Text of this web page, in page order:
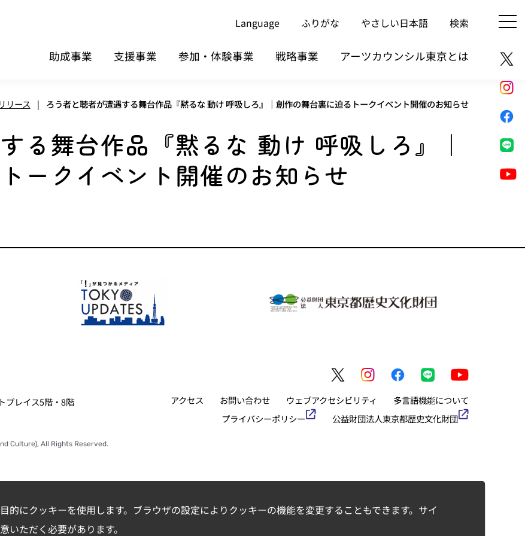
的にクッキーを使用します。ブラウザの設定によりクッキーの機能を変更することもできます。サイ
いただく必要があります。
Language ふりがな やさしい日本語 検索
助成事業 支援事業 参加・体験事業 戦略事業 アーツカウンシル東京とは
リース | ろう者と聴者が遭遇する舞台作品『黙るな 動け 呼吸しろ』｜創作の舞台裏に迫るトークイベント開催のお知らせ
る舞台作品『黙るな 動け 呼吸しろ』｜
ークイベント開催のお知らせ
プレイス5階・8階
アクセス お問い合わせ ウェブアクセシビリティ
多言語機能について
プライバシーポリシー
公益財団法人東京都歴史文化財団
Culture), All Rights Reserved.